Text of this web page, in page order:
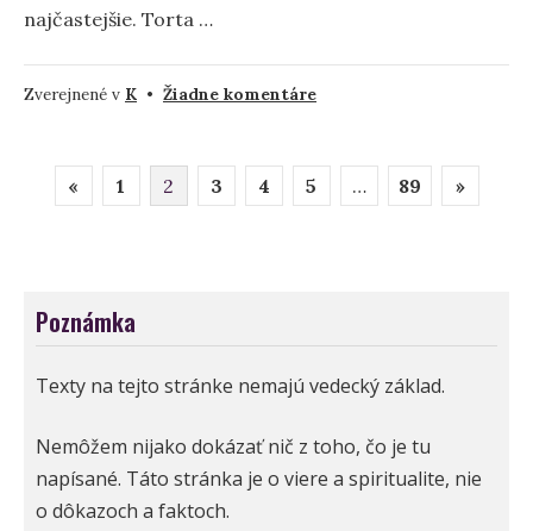
najčastejšie. Torta …
Zverejnené v K • Žiadne komentárena
–
Stránkovanie
« 1 2 3 4 5 … 89 »
Poznámka
Texty na tejto stránke nemajú vedecký základ.
Nemôžem nijako dokázať nič z toho, čo je tu
napísané. Táto stránka je o viere a spiritualite, nie
o dôkazoch a faktoch.